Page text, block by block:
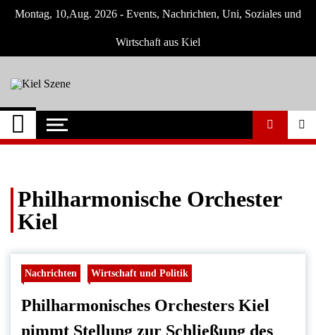
Skip
Montag, 10,Aug. 2026 - Events, Nachrichten, Uni, Soziales und
Wirtschaft aus Kiel
Kiel Szene
Neuigkeiten und Nachrichten aus Kiel und
Umgebung
Philharmonische Orchester
Kiel
Nachrichten Wirtschaft und Politik
Philharmonisches Orchesters Kiel
nimmt Stellung zur Schließung des